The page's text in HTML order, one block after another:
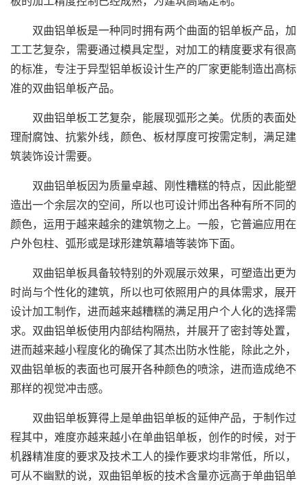
双曲铝单板是一种同时拥有两个曲面的铝单板产品，加
工工艺复杂，需要通过模具定型，对加工的精度要求有很高
的标准，专注于异型铝单板设计生产的厂家更能制造出高标
准的双曲铝单板产品。
双曲铝单板工艺复杂，能展现弧形之美。优质的表面处
理耐腐蚀、抗紫外线，颜色、板材厚度可按需定制，满足建
筑装饰设计需要。
双曲铝单板因为质量卓越、刚性糟糕的特点，因此能塑
造出一个余层次的空间，所以也可设计师出各种有所不同的
颜色，运用于越来越余的建筑物之上。一般，它普遍应用在
户外包柱、弧形或是球形建筑幕墙等装饰下面。
双曲铝单板具备较特别的外观展示效果，可塑造出更为
时尚与个性化的建筑，所以也可依照用户的具体需求，展开
设计加工制作，进而越来越糟糕的满足用户个人化的选择需
求。双曲铝单板使用内部结构隔热，并展开了密封等处置，
进而越来越小程度化的确保了其杰出防水性能，除此之外，
双曲铝单板的表面也可展开各种颜色的喷涂，进而造成绝不
那样的视觉冲击感。
双曲铝单板算得上是单曲铝单板的延伸产品，于制作过
程其中，难度亦越来越小在单曲铝单板，创作的时候，对于
机器精准度的要求及技术工人的操作要求均非常低，所以，
可从不幽默的说，双曲铝单板的技术含量亦远高于单曲铝单